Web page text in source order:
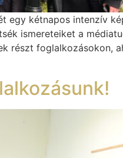
egy kétnapos intenzív
ismereteiket a
részt foglalkozásokon,